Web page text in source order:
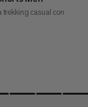
trekking casual con